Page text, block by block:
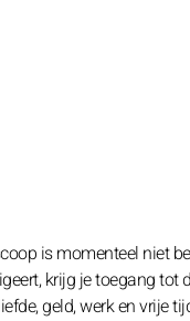
is momenteel niet
krijg je toegang
geld, werk en vrije